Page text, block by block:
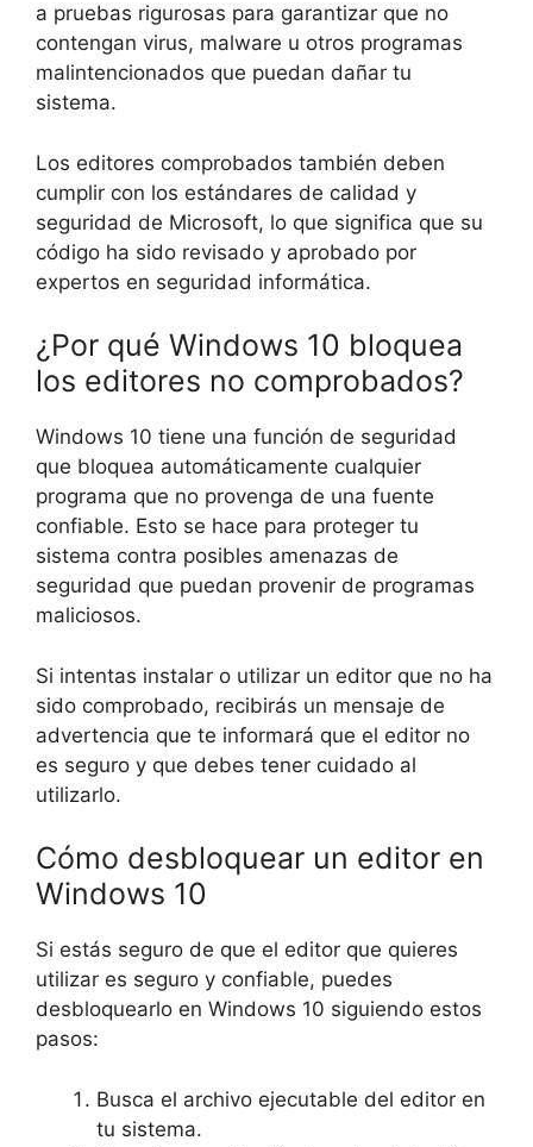
a pruebas rigurosas para garantizar que no
contengan virus, malware u otros programas
malintencionados que puedan dañar tu
sistema.
Los editores comprobados también deben
cumplir con los estándares de calidad y
seguridad de Microsoft, lo que significa que su
código ha sido revisado y aprobado por
expertos en seguridad informática.
¿Por qué Windows 10 bloquea
los editores no comprobados?
Windows 10 tiene una función de seguridad
que bloquea automáticamente cualquier
programa que no provenga de una fuente
confiable. Esto se hace para proteger tu
sistema contra posibles amenazas de
seguridad que puedan provenir de programas
maliciosos.
Si intentas instalar o utilizar un editor que no ha
sido comprobado, recibirás un mensaje de
advertencia que te informará que el editor no
es seguro y que debes tener cuidado al
utilizarlo.
Cómo desbloquear un editor en
Windows 10
Si estás seguro de que el editor que quieres
utilizar es seguro y confiable, puedes
desbloquearlo en Windows 10 siguiendo estos
pasos:
Busca el archivo ejecutable del editor en
tu sistema.